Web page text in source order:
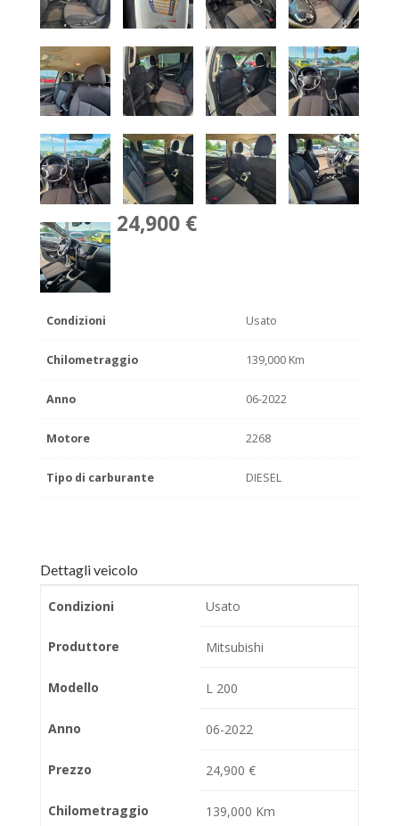
24,900 €
Condizioni Usato
Chilometraggio 139,000 Km
Anno 06-2022
Motore 2268
Tipo di carburante DIESEL
Dettagli veicolo
Condizioni Usato
Produttore Mitsubishi
Modello L 200
Anno 06-2022
Prezzo 24,900 €
Chilometraggio 139,000 Km